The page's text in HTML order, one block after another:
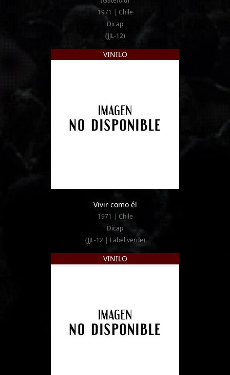
1971 | Chile
Dicap
(JJL-12)
VINILO
Vivir como él
1971 | Chile
Dicap
(JJL-12 | Label verde)
VINILO